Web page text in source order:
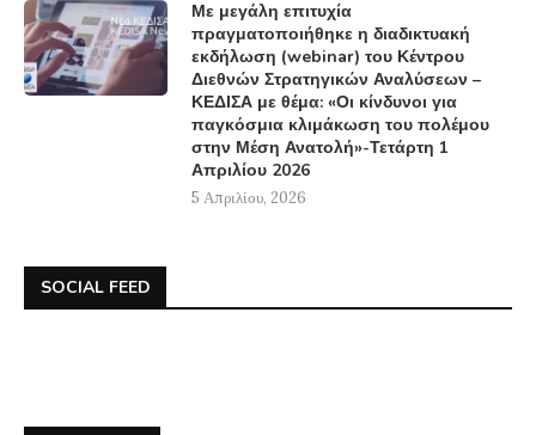
Με μεγάλη επιτυχία
πραγματοποιήθηκε η διαδικτυακή
εκδήλωση (webinar) του Κέντρου
Διεθνών Στρατηγικών Αναλύσεων –
ΚΕΔΙΣΑ με θέμα: «Οι κίνδυνοι για
παγκόσμια κλιμάκωση του πολέμου
στην Μέση Ανατολή»-Τετάρτη 1
Απριλίου 2026
5 Απριλίου, 2026
SOCIAL FEED